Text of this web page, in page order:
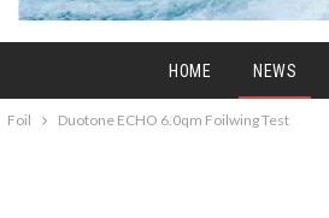
HOME NEWS
Foil Duotone ECHO 6.0qm Foilwing Test